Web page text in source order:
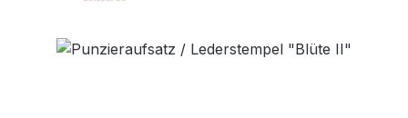
Bildergalerie überspringen